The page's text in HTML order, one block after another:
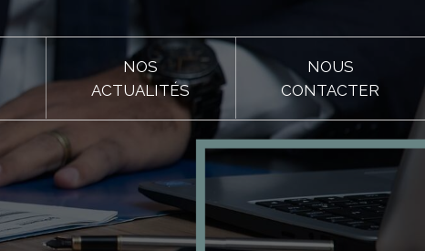
NOS
ACTUALITÉS
NOUS
CONTACTER